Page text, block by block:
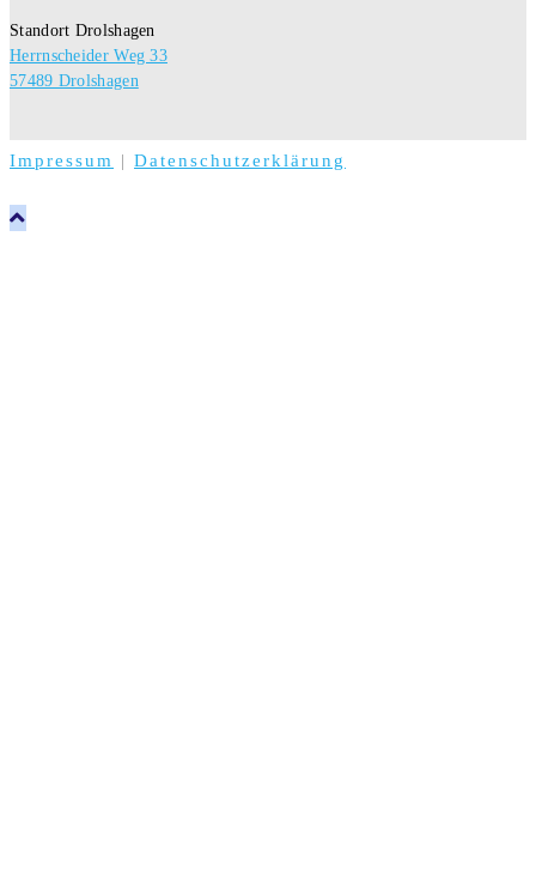
Standort Drolshagen
Herrnscheider Weg 33
57489 Drolshagen
Impressum | Datenschutzerklärung